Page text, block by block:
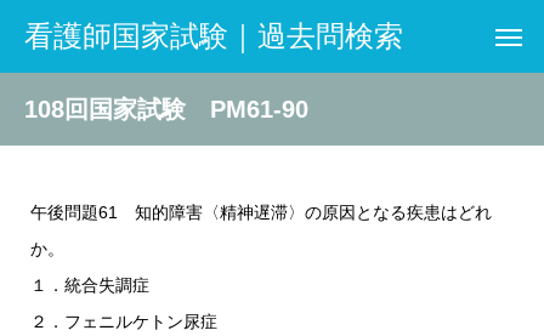
看護師国家試験｜過去問検索
108回国家試験 PM61-90
午後問題61 知的障害〈精神遅滞〉の原因となる疾患はどれ
か。
１．統合失調症
２．フェニルケトン尿症